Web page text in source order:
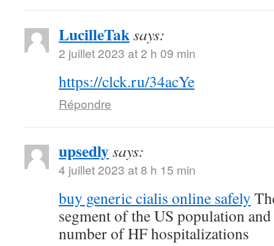
LucilleTaksays:
2 juillet 2023 at 2 h 09 min
https://clck.ru/34acYe
Répondre
upsedlysays:
4 juillet 2023 at 8 h 15 min
buy generic cialis online safely
segment of the US population
number of HF hospitalizations